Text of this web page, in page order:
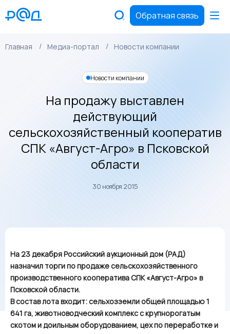
Обратная связь
Главная Медиа-портал Новости компании
Новости компании
На продажу выставлен
действующий
сельскохозяйственный кооператив
СПК «Август-Агро» в Псковской
области
30 ноября 2015
На 23 декабря Российский аукционный дом (РАД)
назначил торги по продаже сельскохозяйственного
производственного кооператива СПК «Август-Агро» в
Псковской области.
В состав лота входит: сельхозземли общей площадью 1
641 га, животноводческий комплекс с крупнорогатым
скотом и доильным оборудованием, цех по переработке и